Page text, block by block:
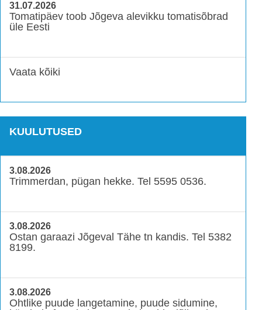
31.07.2026
Tomatipäev toob Jõgeva alevikku tomatisõbrad
üle Eesti
Vaata kõiki
KUULUTUSED
3.08.2026
Trimmerdan, pügan hekke. Tel 5595 0536.
3.08.2026
Ostan garaazi Jõgeval Tähe tn kandis. Tel 5382
8199.
3.08.2026
Ohtlike puude langetamine, puude sidumine,